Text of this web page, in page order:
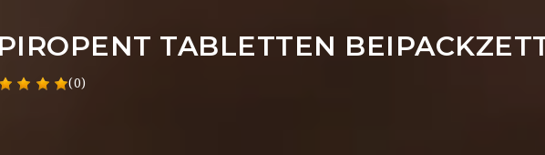
TABLETTEN
(0)